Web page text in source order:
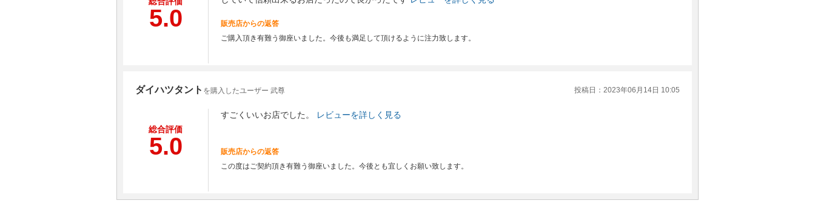
5.0
販売店からの返答
ご購入頂き有難う御座いました。今後も満足して頂けるように注力致します。
ダイハツタント を購入したユーザー 武尊 投稿日：2023年06月14日 10:05
総合評価
5.0
すごくいいお店でした。 レビューを詳しく見る
販売店からの返答
この度はご契約頂き有難う御座いました。今後とも宜しくお願い致します。